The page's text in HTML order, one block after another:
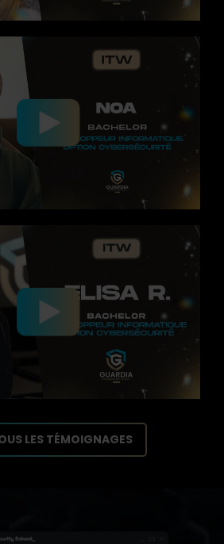
LES TÉMOIGNAGES